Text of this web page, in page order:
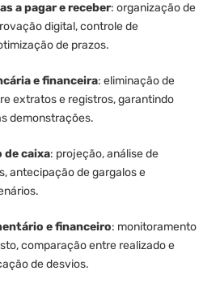
a pagar e receber: organização de
digital, controle de
de prazos.
e financeira: eliminação de
extratos e registros, garantindo
demonstrações.
de caixa: projeção, análise de
antecipação de gargalos e
e financeiro: monitoramento
comparação entre realizado e
de desvios.